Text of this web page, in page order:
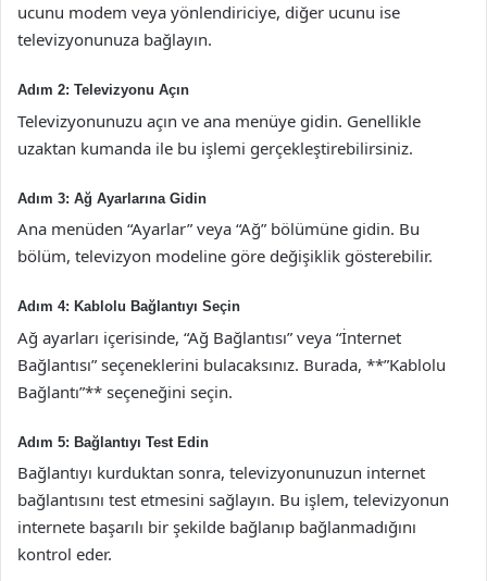
ucunu modem veya yönlendiriciye, diğer ucunu ise
televizyonunuza bağlayın.
Adım 2: Televizyonu Açın
Televizyonunuzu açın ve ana menüye gidin. Genellikle
uzaktan kumanda ile bu işlemi gerçekleştirebilirsiniz.
Adım 3: Ağ Ayarlarına Gidin
Ana menüden “Ayarlar” veya “Ağ” bölümüne gidin. Bu
bölüm, televizyon modeline göre değişiklik gösterebilir.
Adım 4: Kablolu Bağlantıyı Seçin
Ağ ayarları içerisinde, “Ağ Bağlantısı” veya “İnternet
Bağlantısı” seçeneklerini bulacaksınız. Burada, **”Kablolu
Bağlantı”** seçeneğini seçin.
Adım 5: Bağlantıyı Test Edin
Bağlantıyı kurduktan sonra, televizyonunuzun internet
bağlantısını test etmesini sağlayın. Bu işlem, televizyonun
internete başarılı bir şekilde bağlanıp bağlanmadığını
kontrol eder.